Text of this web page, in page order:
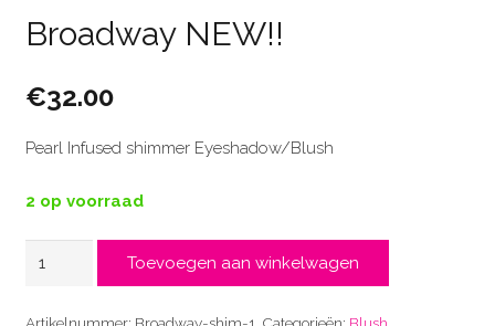
Broadway NEW!!
€32.00
Pearl Infused shimmer Eyeshadow/Blush
2 op voorraad
Toevoegen aan winkelwagen